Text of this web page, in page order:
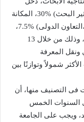
الأبحاث، السمعة ) %30، والاستشهادات (تأثير البحث) %30، المكانة
الدولية (الطلبة الدوليين، الأساتذة الدوليين،التعاون الدولى) %7.5،
والتطبيق في الصناعة (نقل المعرفة) %2.5، وذلك من خلال 13
ونقل المعرفة
شمولاً وتوازنًا بين
فى التصنيف منها، أن
بحث على مدى السنوات الخمس
الواحد، ويجب على الجامعة